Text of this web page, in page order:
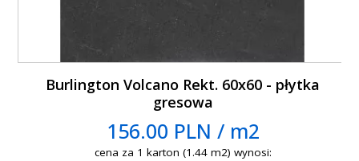
Burlington Volcano Rekt. 60x60 - płytka
gresowa
156.00 PLN / m2
cena za 1 karton (1.44 m2) wynosi: